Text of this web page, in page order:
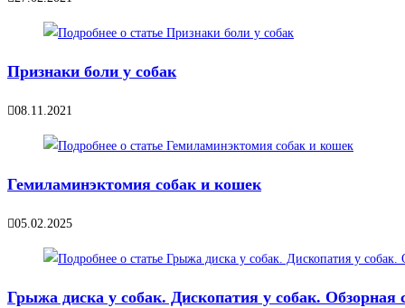
Признаки боли у собак
08.11.2021
Гемиламинэктомия собак и кошек
05.02.2025
Грыжа диска у собак. Дископатия у собак. Обзорная